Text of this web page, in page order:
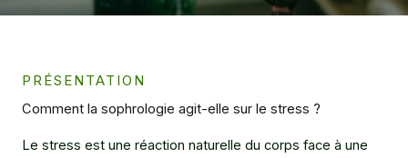
PRÉSENTATION
Comment la sophrologie agit-elle sur le stress ?
Le stress est une réaction naturelle du corps face à une